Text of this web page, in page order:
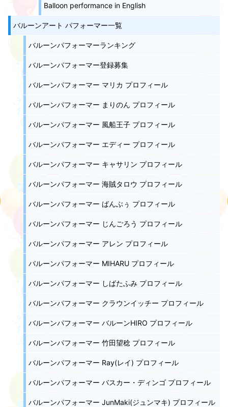
Balloon performance in English
バルーンアート パフォーマー一覧
バルーンパフォーマーランキング
バルーンパフォーマー登録募集
バルーンパフォーマー マリカ プロフィール
バルーンパフォーマー まりのん プロフィール
バルーンパフォーマー 風船王子 プロフィール
バルーンパフォーマー エディー プロフィール
バルーンパフォーマー キャサリン プロフィール
バルーンパフォーマー 海賊タロウ プロフィール
バルーンパフォーマー ばんぶぅ プロフィール
バルーンパフォーマー じんごろう プロフィール
バルーンパフォーマー アレン プロフィール
バルーンパフォーマー MIHARU プロフィール
バルーンパフォーマー しばたふみ プロフィール
バルーンパフォーマー クラウンイッチー プロフィール
バルーンパフォーマー バルーンHIRO プロフィール
バルーンパフォーマー 竹田望稔 プロフィール
バルーンパフォーマー Ray(レイ) プロフィール
バルーンパフォーマー バスカー・ディンゴ プロフィール
バルーンパフォーマー JunMaki(ジュンマキ) プロフィール